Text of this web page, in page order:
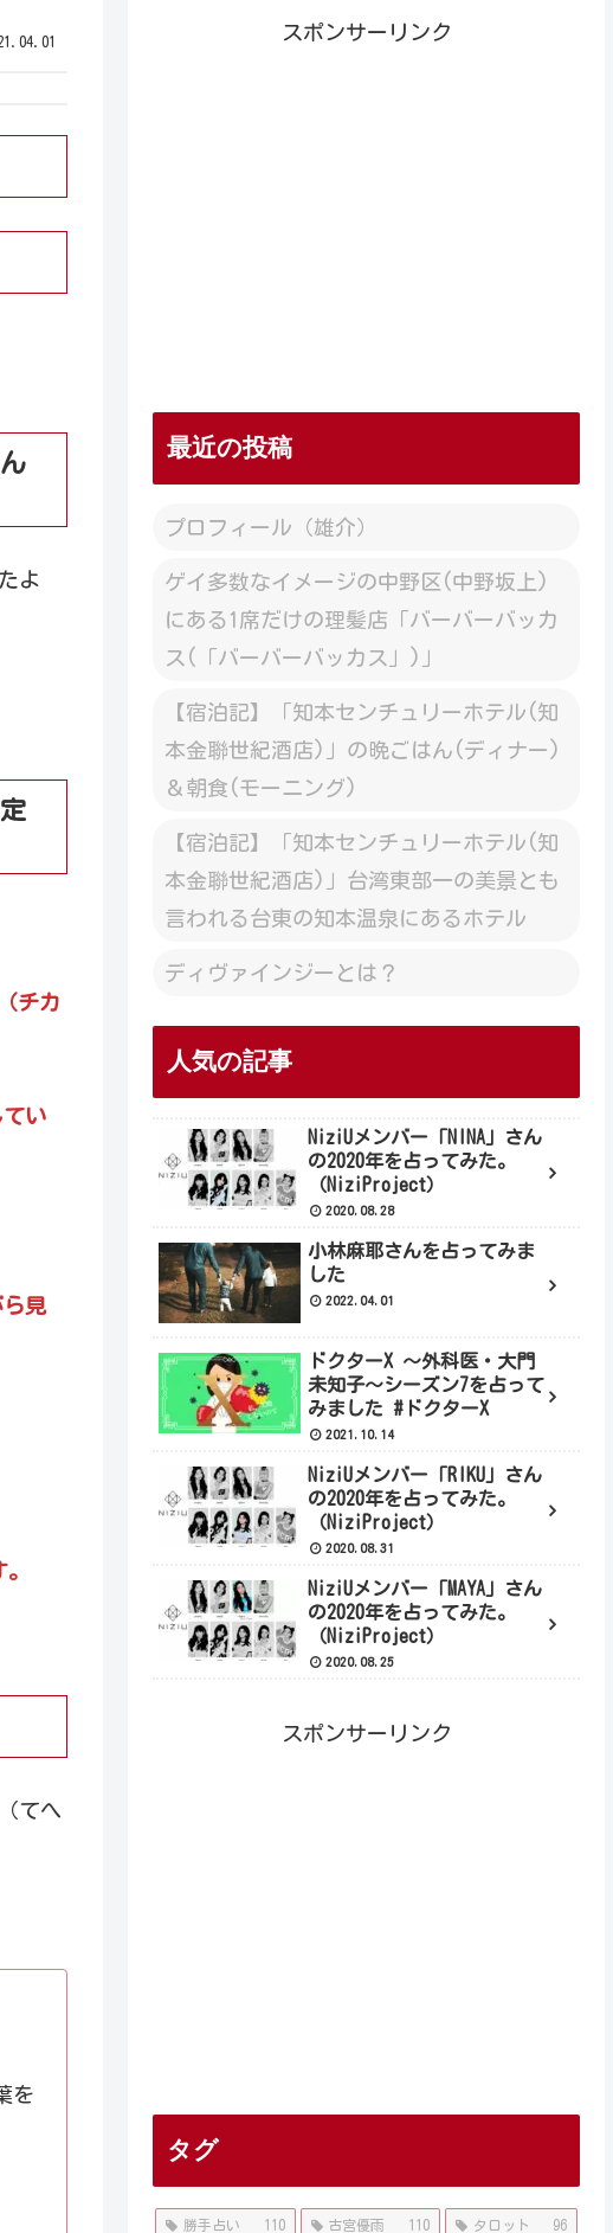
よ
チカ
い
見
てへ
を
スポンサーリンク
最近の投稿
プロフィール（雄介）
ゲイ多数なイメージの中野区(中野坂上)
にある1席だけの理髪店「バーバーバッカ
ス(「バーバーバッカス」)」
【宿泊記】「知本センチュリーホテル(知
本金聯世紀酒店)」の晩ごはん(ディナー)
＆朝食(モーニング)
【宿泊記】「知本センチュリーホテル(知
本金聯世紀酒店)」台湾東部一の美景とも
言われる台東の知本温泉にあるホテル
ディヴァインジーとは？
人気の記事
NiziUメンバー「NINA」さん
の2020年を占ってみた。
（NiziProject）
2020.08.28
小林麻耶さんを占ってみま
した
2022.04.01
ドクターX 〜外科医・大門
未知子〜シーズン7を占って
みました #ドクターX
2021.10.14
NiziUメンバー「RIKU」さん
の2020年を占ってみた。
（NiziProject）
2020.08.31
NiziUメンバー「MAYA」さん
の2020年を占ってみた。
（NiziProject）
2020.08.25
スポンサーリンク
タグ
勝手占い 110 古宮優雨 110 タロット 96